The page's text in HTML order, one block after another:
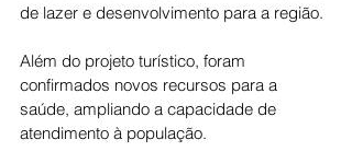
de lazer e desenvolvimento para a região.
Além do projeto turístico, foram
confirmados novos recursos para a
saúde, ampliando a capacidade de
atendimento à população.